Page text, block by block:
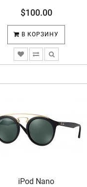
$100.00
В КОРЗИНУ
iPod Nano